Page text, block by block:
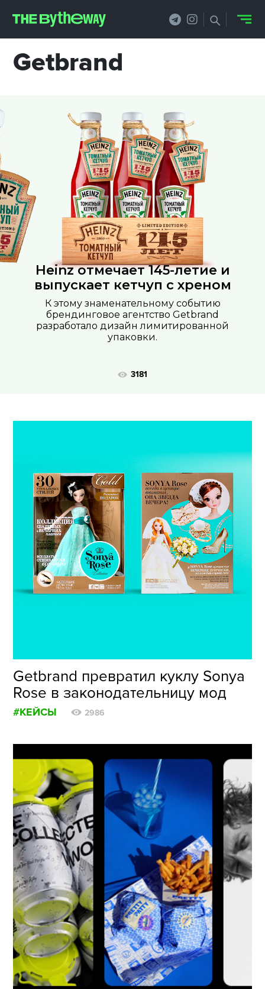
Getbrand
Heinz отмечает 145-летие и
выпускает кетчуп с хреном
К этому знаменательному событию
брендинговое агентство Getbrand
разработало дизайн лимитированной
упаковки.
3181
Getbrand превратил куклу Sonya
Rose в законодательницу мод
#КЕЙСЫ 2986
НОВОСТИ
КЕЙСЫ
ФИЛОСОФИЯ
КРЕАТИВА
БИЗНЕС И
ТЕХНОЛОГИИ
ФЕСТИВАЛИ
ФОТОГРАФИЯ
ТИПОГРАФИКА
ИСТОРИИ БРЕНДОВ